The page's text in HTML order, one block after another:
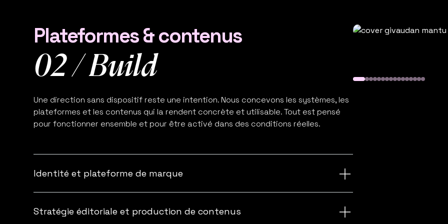
Plateformes & contenus
02 / Build
Une direction sans dispositif reste une intention. Nous concevons les systèmes, les
plateformes et les contenus qui la rendent concrète et utilisable. Tout est pensé
pour fonctionner ensemble et pour être activé dans des conditions réelles.
Identité et plateforme de marque
(visuelle, éditoriale et systémique) pour que vos équipes puissent la déployer sans
Stratégie éditoriale et production de contenus